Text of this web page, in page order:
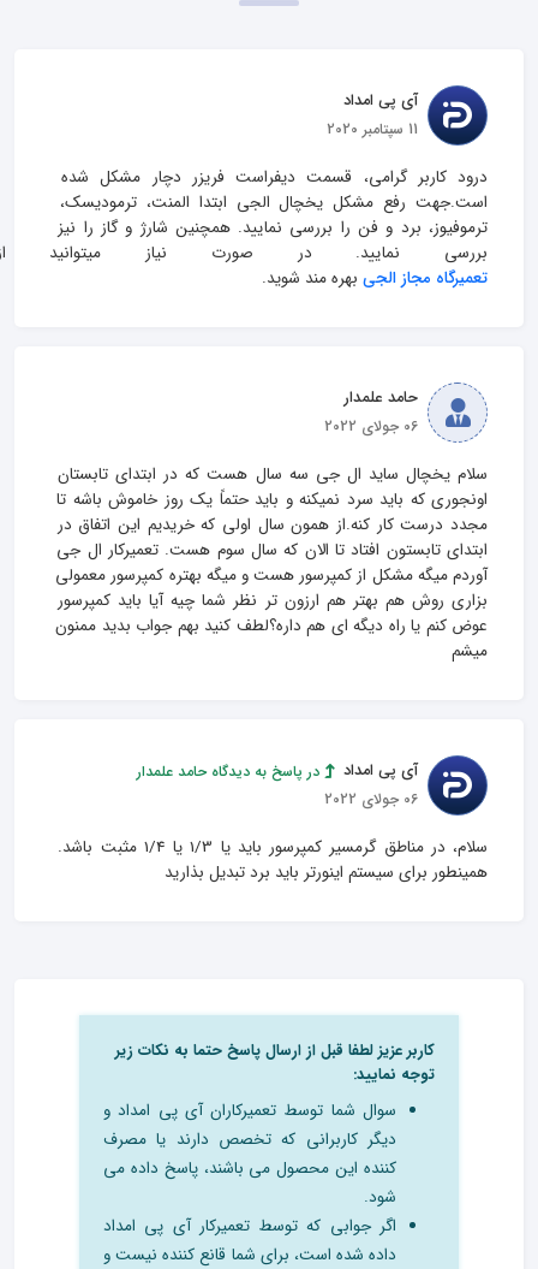
آی پی امداد
11 سپتامبر 2020
درود کاربر گرامی، قسمت دیفراست فریزر دچار مشکل شده
است.جهت رفع مشکل یخچال الجی ابتدا المنت، ترمودیسک،
ترموفیوز، برد و فن را بررسی نمایید. همچنین شارژ و گاز را نیز
بررسی نمایید. در صورت نیاز
تعمیرگاه مجاز الجی بهره مند شوید.
حامد علمدار
06 جولای 2022
سلام یخچال ساید ال جی سه سال هست که در ابتدای تابستان
اونجوری که باید سرد نمیکنه و باید حتماً یک روز خاموش باشه تا
مجدد درست کار کنه.از همون سال اولی که خریدیم این اتفاق در
ابتدای تابستون افتاد تا الان که سال سوم هست. تعمیرکار ال جی
آوردم میگه مشکل از کمپرسور هست و میگه بهتره کمپرسور معمولی
بزاری روش هم بهتر هم ارزون تر نظر شما چیه آیا باید کمپرسور
عوض کنم یا راه دیگه ای هم داره؟لطف کنید بهم جواب بدید ممنون
میشم
آی پی امداد
در پاسخ به دیدگاه حامد علمدار
06 جولای 2022
سلام، در مناطق گرمسیر کمپرسور باید یا 1/3 یا 1/4 مثبت باشد.
همینطور برای سیستم اینورتر باید برد تبدیل بذارید
کاربر عزیز لطفا قبل از ارسال پاسخ حتما به نکات زیر
توجه نمایید:
سوال شما توسط تعمیرکاران آی پی امداد و
دیگر کاربرانی که تخصص دارند یا مصرف
کننده این محصول می باشند، پاسخ داده می
شود.
اگر جوابی که توسط تعمیرکار آی پی امداد
داده شده است، برای شما قانع کننده نیست و